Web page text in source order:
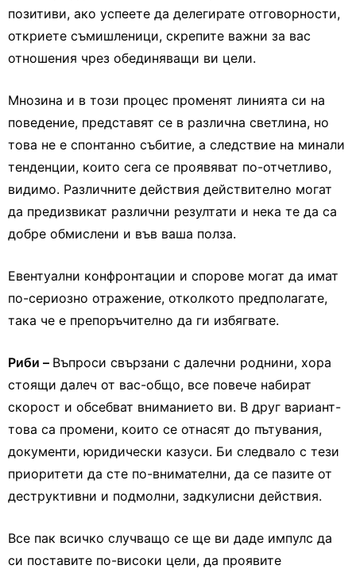
позитиви, ако успеете да делегирате отговорности,
откриете съмишленици, скрепите важни за вас
отношения чрез обединяващи ви цели.
Мнозина и в този процес променят линията си на
поведение, представят се в различна светлина, но
това не е спонтанно събитие, а следствие на минали
тенденции, които сега се проявяват по-отчетливо,
видимо. Различните действия действително могат
да предизвикат различни резултати и нека те да са
добре обмислени и във ваша полза.
Евентуални конфронтации и спорове могат да имат
по-сериозно отражение, отколкото предполагате,
така че е препоръчително да ги избягвате.
Риби – Въпроси свързани с далечни роднини, хора
стоящи далеч от вас-общо, все повече набират
скорост и обсебват вниманието ви. В друг вариант-
това са промени, които се отнасят до пътувания,
документи, юридически казуси. Би следвало с тези
приоритети да сте по-внимателни, да се пазите от
деструктивни и подмолни, задкулисни действия.
Все пак всичко случващо се ще ви даде импулс да
си поставите по-високи цели, да проявите